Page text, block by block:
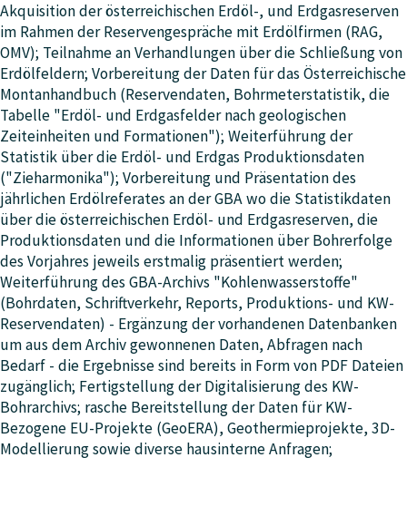
Akquisition der österreichischen Erdöl-, und Erdgasreserven
im Rahmen der Reservengespräche mit Erdölfirmen (RAG,
OMV); Teilnahme an Verhandlungen über die Schließung von
Erdölfeldern; Vorbereitung der Daten für das Österreichische
Montanhandbuch (Reservendaten, Bohrmeterstatistik, die
Tabelle "Erdöl- und Erdgasfelder nach geologischen
Zeiteinheiten und Formationen"); Weiterführung der
Statistik über die Erdöl- und Erdgas Produktionsdaten
("Zieharmonika"); Vorbereitung und Präsentation des
jährlichen Erdölreferates an der GBA wo die Statistikdaten
über die österreichischen Erdöl- und Erdgasreserven, die
Produktionsdaten und die Informationen über Bohrerfolge
des Vorjahres jeweils erstmalig präsentiert werden;
Weiterführung des GBA-Archivs "Kohlenwasserstoffe"
(Bohrdaten, Schriftverkehr, Reports, Produktions- und KW-
Reservendaten) - Ergänzung der vorhandenen Datenbanken
um aus dem Archiv gewonnenen Daten, Abfragen nach
Bedarf - die Ergebnisse sind bereits in Form von PDF Dateien
zugänglich; Fertigstellung der Digitalisierung des KW-
Bohrarchivs; rasche Bereitstellung der Daten für KW-
Bezogene EU-Projekte (GeoERA), Geothermieprojekte, 3D-
Modellierung sowie diverse hausinterne Anfragen;